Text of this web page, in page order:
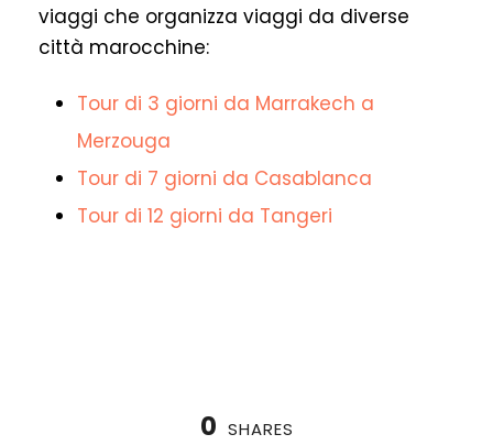
viaggi che organizza viaggi da diverse
città marocchine:
Tour di 3 giorni da Marrakech a
Merzouga
Tour di 7 giorni da Casablanca
Tour di 12 giorni da Tangeri
0 SHARES